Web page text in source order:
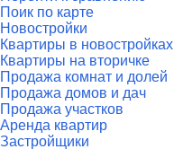
Поик по карте
Новостройки
Квартиры в новостройках
Квартиры на вторичке
Продажа комнат и долей
Продажа домов и дач
Продажа участков
Аренда квартир
Застройщики